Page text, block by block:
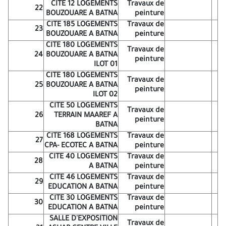
EXIGENCE DE CAPACITE MINIMALE
N°: 01/DL/ 2026
Date de lancement le
………………………………………………….
Dans le cadre des travaux de réhabilitation du parc immobilier
des communes de la wilaya de Batna, La Direction du logement
de la wilaya de Batna comme maitre d'ouvrage et L'office de
promotion et de gestion immobilière (OPGI) comme bureau
d'étude, lance un avis d'appel d'offre ouvert avec exigence de
capacité minimale pour Les travaux de réhabilitation du parc
immobilier des communes de la wilaya de Batna des cités, selon
Les lots répartis comme suit :
1ERE TRANCHE
CITE
DESIGNATION
CITE 410 LOGEMENTS
ECOTEC A BATNA ILOT 01
Travaux de
peinture
CITE 410 LOGEMENTS
ECOTEC A BATNA ILOT 03
Travaux de
peinture
CITE 410 LOGEMENTS
Travaux de
22
CITE 12 LOGEMENTS
BOUZOUARE A BATNA
Travaux de
peinture
23
CITE 185 LOGEMENTS
BOUZOUARE A BATNA
Travaux de
peinture
24
CITE 180 LOGEMENTS
BOUZOUARE A BATNA
ILOT 01
Travaux de
peinture
25
CITE 180 LOGEMENTS
BOUZOUARE A BATNA
ILOT 02
Travaux de
peinture
26
CITE 50 LOGEMENTS
TERRAIN MAAREF A
BATNA
Travaux de
peinture
27
CITE 168 LOGEMENTS
CPA- ECOTEC A BATNA
Travaux de
peinture
28
CITE 40 LOGEMENTS
A BATNA
Travaux de
peinture
29
CITE 46 LOGEMENTS
EDUCATION A BATNA
Travaux de
peinture
30
CITE 30 LOGEMENTS
EDUCATION A BATNA
Travaux de
peinture
SALLE D'EXPOSITION
Travaux de